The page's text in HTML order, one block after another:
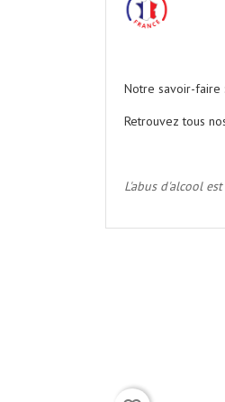
Notre savoir-faire
Retrouvez tous
L'abus d'alcool